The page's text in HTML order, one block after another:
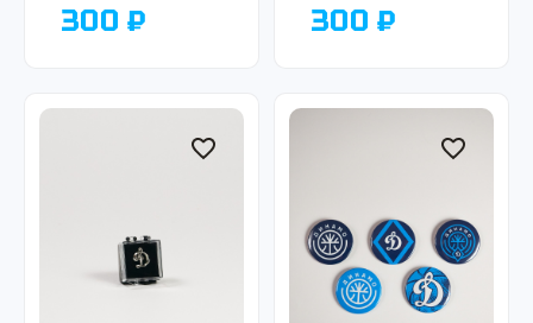
«Динамо», ромб,
300 ₽
«Динамо»,
300 ₽